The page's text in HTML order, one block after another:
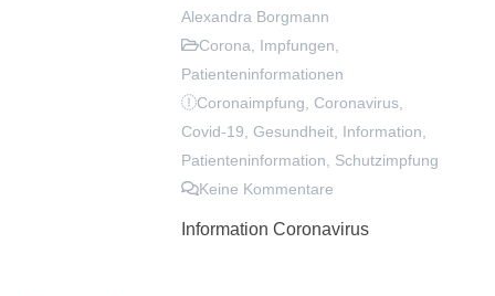
Alexandra Borgmann
Corona
Impfungen
Patienteninformationen
Coronaimpfung
Coronavirus
Covid-19
Gesundheit Information
Patienteninformation
Schutzimpfung
Keine Kommentare
Information Coronavirus